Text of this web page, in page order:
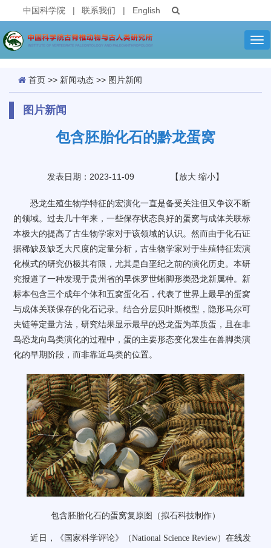
中国科学院 | 联系我们 | English
首页 >> 新闻动态 >> 图片新闻
图片新闻
包含胚胎化石的黔龙蛋窝
发表日期：2023-11-09 【放大 缩小】
恐龙生殖生物学特征的宏演化一直是备受关注但又争议不断
的领域。过去几十年来，一些保存状态良好的蛋窝与成体关联标
本极大的提高了古生物学家对于该领域的认识。然而由于化石证
据稀缺及缺乏大尺度的定量分析，古生物学家对于生殖特征宏演
化模式的研究仍极其有限，尤其是白垩纪之前的演化历史。本研
究报道了一种发现于贵州省的早侏罗世蜥脚形类恐龙新属种。新
标本包含三个成年个体和五窝蛋化石，代表了世界上最早的蛋窝
与成体关联保存的化石记录。结合分层贝叶斯模型，隐形马尔可
夫链等定量方法，研究结果显示最早的恐龙蛋为革质蛋，且在非
鸟恐龙向鸟类演化的过程中，蛋的主要形态变化发生在兽脚类演
化的早期阶段，而非靠近鸟类的位置。
包含胚胎化石的蛋窝复原图（拟石科技制作）
近日，《国家科学评论》（National Science Review）在线发